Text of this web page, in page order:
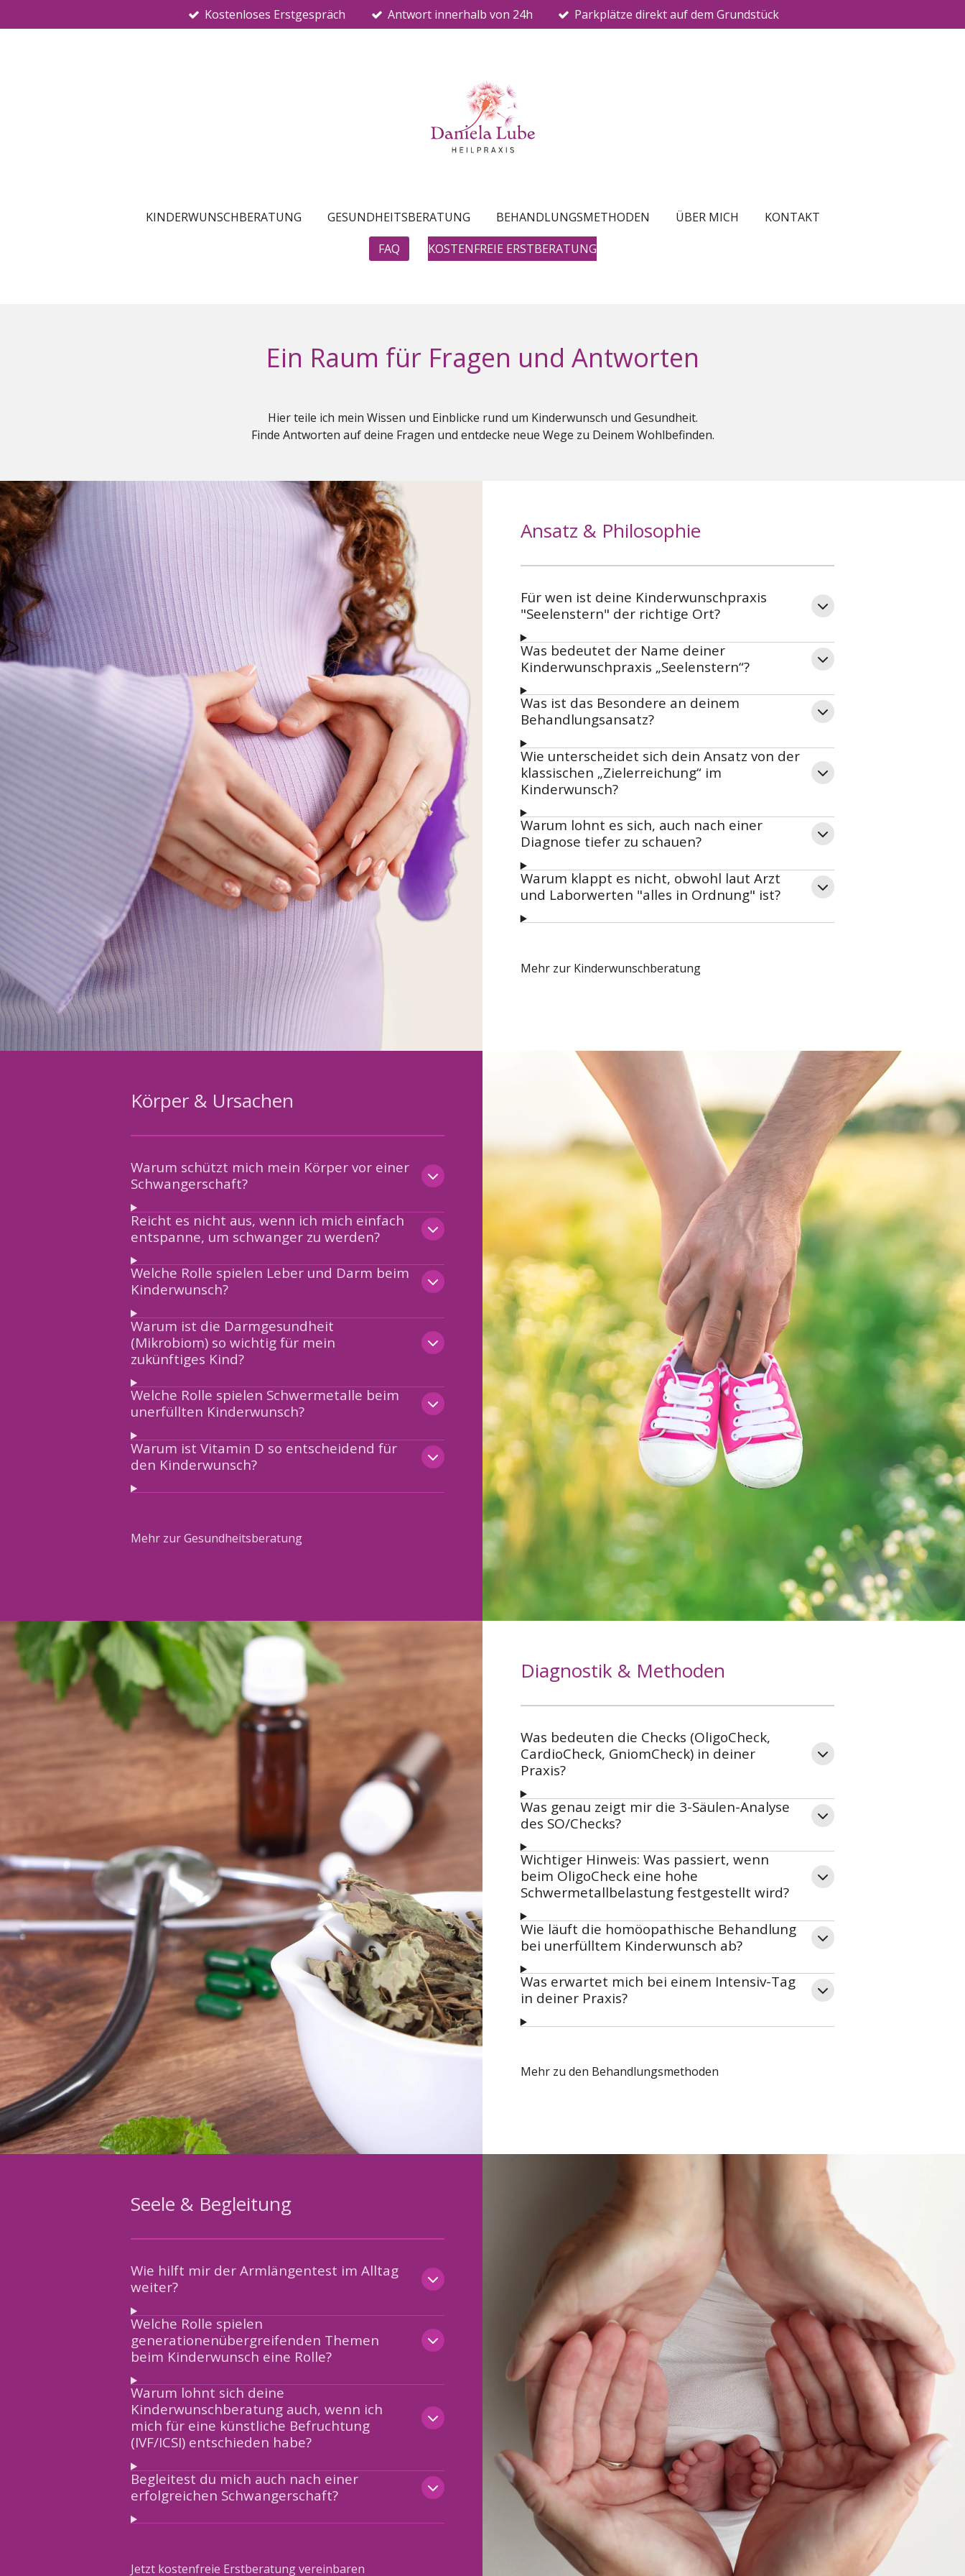
Hauptinhalt
Kostenloses Erstgespräch Antwort innerhalb von 24h Parkplätze direkt auf dem Grundstück
KINDERWUNSCHBERATUNG GESUNDHEITSBERATUNG BEHANDLUNGSMETHODEN ÜBER MICH
KONTAKT
FAQ
KOSTENFREIE ERSTBERATUNG
Ein Raum für Fragen und Antworten
Hier teile ich mein Wissen und Einblicke rund um Kinderwunsch und Gesundheit.
Finde Antworten auf deine Fragen und entdecke neue Wege zu Deinem Wohlbefinden.
Ansatz & Philosophie
Für wen ist deine Kinderwunschpraxis
"Seelenstern" der richtige Ort?
Was bedeutet der Name deiner
Kinderwunschpraxis „Seelenstern“?
Was ist das Besondere an deinem
Behandlungsansatz?
Wie unterscheidet sich dein Ansatz von der
klassischen „Zielerreichung“ im
Kinderwunsch?
Warum lohnt es sich, auch nach einer
Diagnose tiefer zu schauen?
Warum klappt es nicht, obwohl laut Arzt
und Laborwerten "alles in Ordnung" ist?
Mehr zur Kinderwunschberatung
Körper & Ursachen
Warum schützt mich mein Körper vor einer
Schwangerschaft?
Reicht es nicht aus, wenn ich mich einfach
entspanne, um schwanger zu werden?
Welche Rolle spielen Leber und Darm beim
Kinderwunsch?
Warum ist die Darmgesundheit
(Mikrobiom) so wichtig für mein
zukünftiges Kind?
Welche Rolle spielen Schwermetalle beim
unerfüllten Kinderwunsch?
Warum ist Vitamin D so entscheidend für
den Kinderwunsch?
Mehr zur Gesundheitsberatung
Diagnostik & Methoden
Was bedeuten die Checks (OligoCheck,
CardioCheck, GniomCheck) in deiner
Praxis?
Was genau zeigt mir die 3-Säulen-Analyse
des SO/Checks?
Wichtiger Hinweis: Was passiert, wenn
beim OligoCheck eine hohe
Schwermetallbelastung festgestellt wird?
Wie läuft die homöopathische Behandlung
bei unerfülltem Kinderwunsch ab?
Was erwartet mich bei einem Intensiv-Tag
in deiner Praxis?
Mehr zu den Behandlungsmethoden
Seele & Begleitung
Wie hilft mir der Armlängentest im Alltag
weiter?
Welche Rolle spielen
generationenübergreifenden Themen
beim Kinderwunsch eine Rolle?
Warum lohnt sich deine
Kinderwunschberatung auch, wenn ich
mich für eine künstliche Befruchtung
(IVF/ICSI) entschieden habe?
Begleitest du mich auch nach einer
erfolgreichen Schwangerschaft?
Jetzt kostenfreie Erstberatung vereinbaren